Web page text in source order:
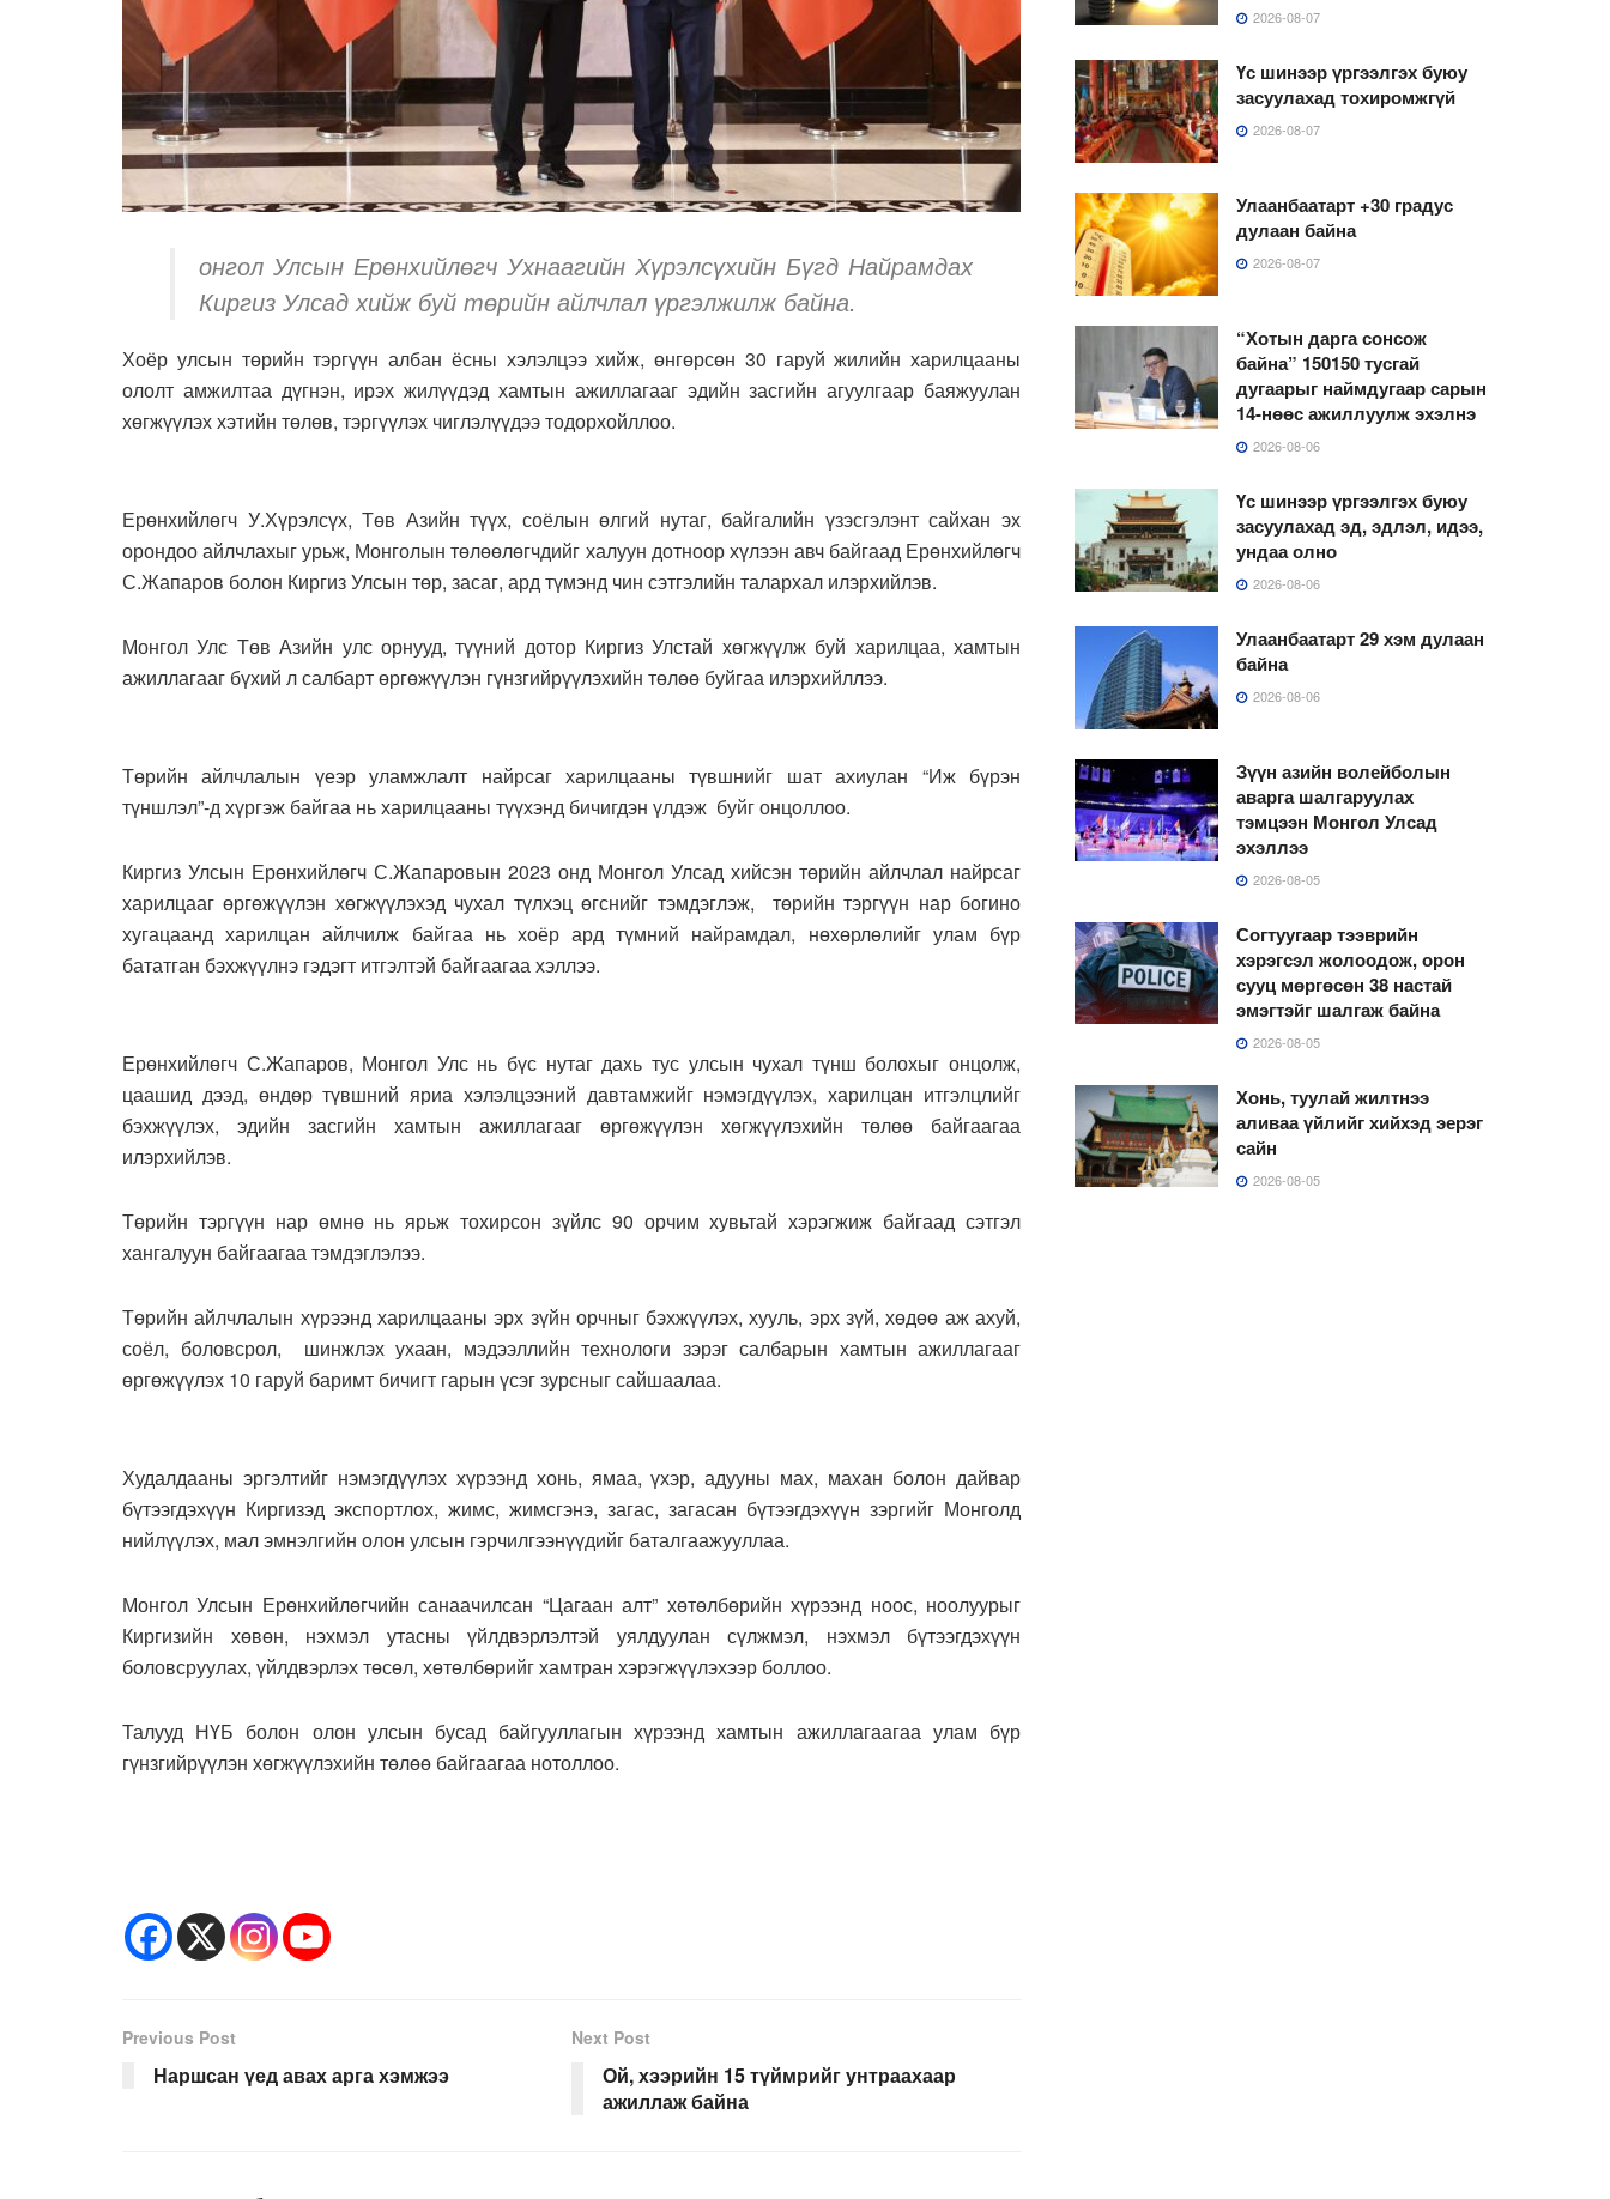
онгол Улсын Ерөнхийлөгч Ухнаагийн Хүрэлсүхийн Бүгд Найрамдах
Киргиз Улсад хийж буй төрийн айлчлал үргэлжилж байна.
Хоёр улсын төрийн тэргүүн албан ёсны хэлэлцээ хийж, өнгөрсөн 30 гаруй жилийн харилцааны
ололт амжилтаа дүгнэн, ирэх жилүүдэд хамтын ажиллагааг эдийн засгийн агуулгаар баяжуулан
хөгжүүлэх хэтийн төлөв, тэргүүлэх чиглэлүүдээ тодорхойллоо.
Ерөнхийлөгч У.Хүрэлсүх, Төв Азийн түүх, соёлын өлгий нутаг, байгалийн үзэсгэлэнт сайхан эх
орондоо айлчлахыг урьж, Монголын төлөөлөгчдийг халуун дотноор хүлээн авч байгаад Ерөнхийлөгч
С.Жапаров болон Киргиз Улсын төр, засаг, ард түмэнд чин сэтгэлийн талархал илэрхийлэв.
Монгол Улс Төв Азийн улс орнууд, түүний дотор Киргиз Улстай хөгжүүлж буй харилцаа, хамтын
ажиллагааг бүхий л салбарт өргөжүүлэн гүнзгийрүүлэхийн төлөө буйгаа илэрхийллээ.
Төрийн айлчлалын үеэр уламжлалт найрсаг харилцааны түвшнийг шат ахиулан “Иж бүрэн
түншлэл”-д хүргэж байгаа нь харилцааны түүхэнд бичигдэн үлдэж буйг онцоллоо.
Киргиз Улсын Ерөнхийлөгч С.Жапаровын 2023 онд Монгол Улсад хийсэн төрийн айлчлал найрсаг
харилцааг өргөжүүлэн хөгжүүлэхэд чухал түлхэц өгснийг тэмдэглэж, төрийн тэргүүн нар богино
хугацаанд харилцан айлчилж байгаа нь хоёр ард түмний найрамдал, нөхөрлөлийг улам бүр
бататган бэхжүүлнэ гэдэгт итгэлтэй байгаагаа хэллээ.
Ерөнхийлөгч С.Жапаров, Монгол Улс нь бүс нутаг дахь тус улсын чухал түнш болохыг онцолж,
цаашид дээд, өндөр түвшний яриа хэлэлцээний давтамжийг нэмэгдүүлэх, харилцан итгэлцлийг
бэхжүүлэх, эдийн засгийн хамтын ажиллагааг өргөжүүлэн хөгжүүлэхийн төлөө байгаагаа
илэрхийлэв.
Төрийн тэргүүн нар өмнө нь ярьж тохирсон зүйлс 90 орчим хувьтай хэрэгжиж байгаад сэтгэл
хангалуун байгаагаа тэмдэглэлээ.
Төрийн айлчлалын хүрээнд харилцааны эрх зүйн орчныг бэхжүүлэх, хууль, эрх зүй, хөдөө аж ахуй,
соёл, боловсрол, шинжлэх ухаан, мэдээллийн технологи зэрэг салбарын хамтын ажиллагааг
өргөжүүлэх 10 гаруй баримт бичигт гарын үсэг зурсныг сайшаалаа.
Худалдааны эргэлтийг нэмэгдүүлэх хүрээнд хонь, ямаа, үхэр, адууны мах, махан болон дайвар
бүтээгдэхүүн Киргизэд экспортлох, жимс, жимсгэнэ, загас, загасан бүтээгдэхүүн зэргийг Монголд
нийлүүлэх, мал эмнэлгийн олон улсын гэрчилгээнүүдийг баталгаажууллаа.
Монгол Улсын Ерөнхийлөгчийн санаачилсан “Цагаан алт” хөтөлбөрийн хүрээнд ноос, ноолуурыг
Киргизийн хөвөн, нэхмэл утасны үйлдвэрлэлтэй уялдуулан сүлжмэл, нэхмэл бүтээгдэхүүн
боловсруулах, үйлдвэрлэх төсөл, хөтөлбөрийг хамтран хэрэгжүүлэхээр боллоо.
Талууд НҮБ болон олон улсын бусад байгууллагын хүрээнд хамтын ажиллагаагаа улам бүр
гүнзгийрүүлэн хөгжүүлэхийн төлөө байгаагаа нотоллоо.
Previous Post
Наршсан үед авах арга хэмжээ
Next Post
Ой, хээрийн 15 түймрийг унтраахаар
ажиллаж байна
2026-08-07
Үс шинээр үргээлгэх буюу
засуулахад тохиромжгүй
2026-08-07
Улаанбаатарт +30 градус
дулаан байна
2026-08-07
“Хотын дарга сонсож
байна” 150150 тусгай
дугаарыг наймдугаар сарын
14-нөөс ажиллуулж эхэлнэ
2026-08-06
Үс шинээр үргээлгэх буюу
засуулахад эд, эдлэл, идээ,
ундаа олно
2026-08-06
Улаанбаатарт 29 хэм дулаан
байна
2026-08-06
Зүүн азийн волейболын
аварга шалгаруулах
тэмцээн Монгол Улсад
эхэллээ
2026-08-05
Согтуугаар тээврийн
хэрэгсэл жолоодож, орон
сууц мөргөсөн 38 настай
эмэгтэйг шалгаж байна
2026-08-05
Хонь, туулай жилтнээ
аливаа үйлийг хийхэд эерэг
сайн
2026-08-05